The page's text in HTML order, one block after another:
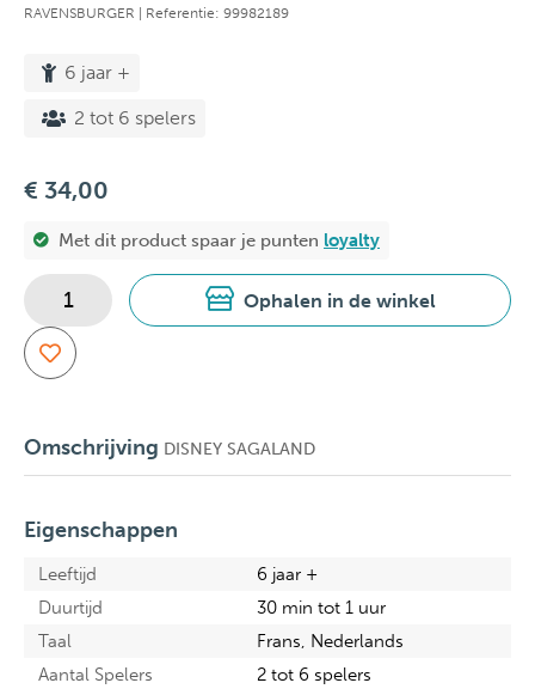
RAVENSBURGER | Referentie: 99982189
6 jaar +
2 tot 6 spelers
€ 34,00
Met dit product spaar je punten loyalty
Ophalen in de winkel
Omschrijving DISNEY SAGALAND
Eigenschappen
Leeftijd
6 jaar +
Duurtijd
30 min tot 1 uur
Taal
Frans, Nederlands
Aantal Spelers
2 tot 6 spelers